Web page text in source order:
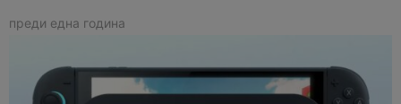
преди една година